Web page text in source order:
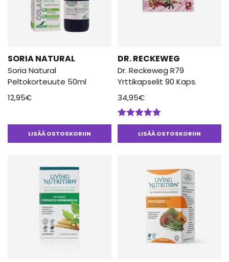
SORIA NATURAL
Soria Natural
Peltokorteuute 50ml
12,95€
LISÄÄ OSTOSKORIIN
DR. RECKEWEG
Dr. Reckeweg R79
Yrttikapselit 90 Kaps.
34,95€
Arvostelu
tuotteesta:LISÄÄ OSTOSKORIIN